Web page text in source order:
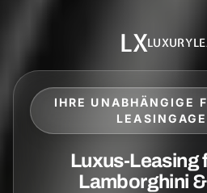
LX
IHRE UNABHÄNGIGE
Luxus-Leasing
Lamborghini